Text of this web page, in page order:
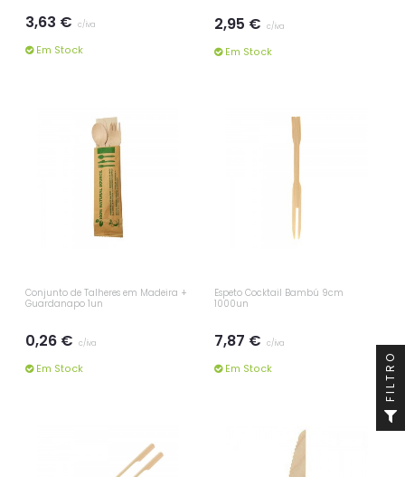
3,63 € c/iva
Em Stock
2,95 € c/iva
Em Stock
Conjunto de Talheres em Madeira +
Guardanapo 1un
0,26 € c/iva
Em Stock
Espeto Cocktail Bambú 9cm
1000un
7,87 € c/iva
Em Stock FILTRO